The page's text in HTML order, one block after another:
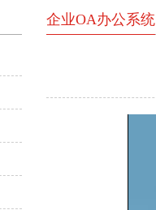
企业OA办公系统